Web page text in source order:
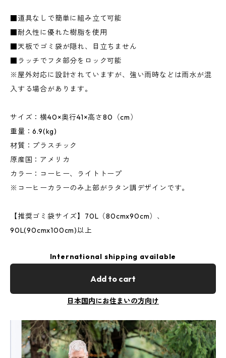
■道具なしで簡単に組み立て可能
■耐久性に優れた樹脂を使用
■天板でゴミ袋が隠れ、目立ちません
■ラッチでフタ部分をロック可能
※屋外対応に設計されていますが、強い雨時などは雨水が混
入する場合があります。
サイズ：横40×奥行41×高さ80（cm）
重量：6.9(kg)
材質：プラスチック
原産国：アメリカ
カラー：コーヒー、ライトトープ
※コーヒーカラーのみ上部がラタン調デザインです。
【推奨ゴミ袋サイズ】70L（80cmx90cm）、
90L(90cmx100cm)以上
International shipping available
Add to cart
日本国内にお住まいの方向け